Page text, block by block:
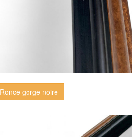
Ronce gorge noire